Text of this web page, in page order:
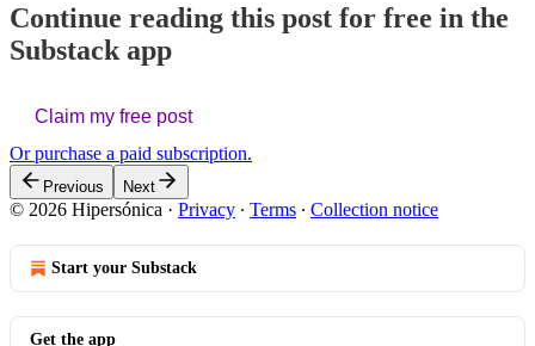
Continue reading this post for free in the
Substack app
Claim my free post
Or purchase a paid subscription.
Previous Next
© 2026 Hipersónica · Privacy ∙ Terms ∙ Collection notice
Start your Substack
Get the app